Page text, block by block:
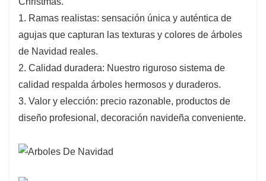
1. Ramas realistas: sensación única y auténtica de
agujas que capturan las texturas y colores de árboles
de Navidad reales.
2. Calidad duradera: Nuestro riguroso sistema de
calidad respalda árboles hermosos y duraderos.
3. Valor y elección: precio razonable, productos de
diseño profesional, decoración navideña conveniente.